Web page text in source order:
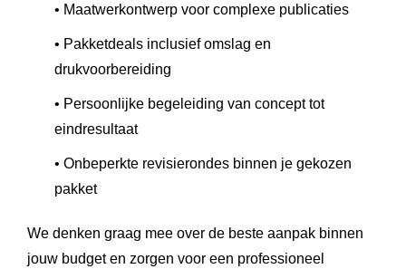
• Maatwerkontwerp voor complexe publicaties
• Pakketdeals inclusief omslag en
drukvoorbereiding
• Persoonlijke begeleiding van concept tot
eindresultaat
• Onbeperkte revisierondes binnen je gekozen
pakket
We denken graag mee over de beste aanpak binnen
jouw budget en zorgen voor een professioneel